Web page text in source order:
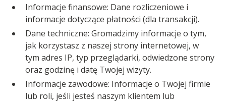
Informacje finansowe: Dane rozliczeniowe i
informacje dotyczące płatności (dla transakcji).
Dane techniczne: Gromadzimy informacje o tym,
jak korzystasz z naszej strony internetowej, w
tym adres IP, typ przeglądarki, odwiedzone strony
oraz godzinę i datę Twojej wizyty.
Informacje zawodowe: Informacje o Twojej firmie
lub roli, jeśli jesteś naszym klientem lub